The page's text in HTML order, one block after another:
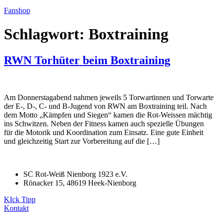
Fanshop
Schlagwort: Boxtraining
RWN Torhüter beim Boxtraining
Am Donnerstagabend nahmen jeweils 5 Torwartinnen und Torwarte
der E-, D-, C- und B-Jugend von RWN am Boxtraining teil. Nach
dem Motto „Kämpfen und Siegen“ kamen die Rot-Weissen mächtig
ins Schwitzen. Neben der Fitness kamen auch spezielle Übungen
für die Motorik und Koordination zum Einsatz. Eine gute Einheit
und gleichzeitig Start zur Vorbereitung auf die […]
SC Rot-Weiß Nienborg 1923 e.V.
Rönacker 15, 48619 Heek-Nienborg
KIck Tipp
Kontakt